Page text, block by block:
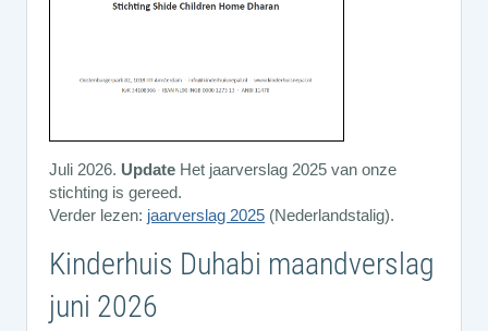
Juli 2026. Update Het jaarverslag 2025 van onze
stichting is gereed.
Verder lezen: jaarverslag 2025 (Nederlandstalig).
Kinderhuis Duhabi maandverslag
juni 2026